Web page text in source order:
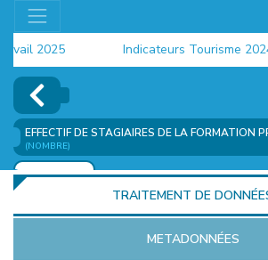
2025 Indicateurs Tourisme 2024
EFFECTIF DE STAGIAIRES DE LA FORMATION
(NOMBRE)
AJOUTER
TRAITEMENT DE
METADONNÉES